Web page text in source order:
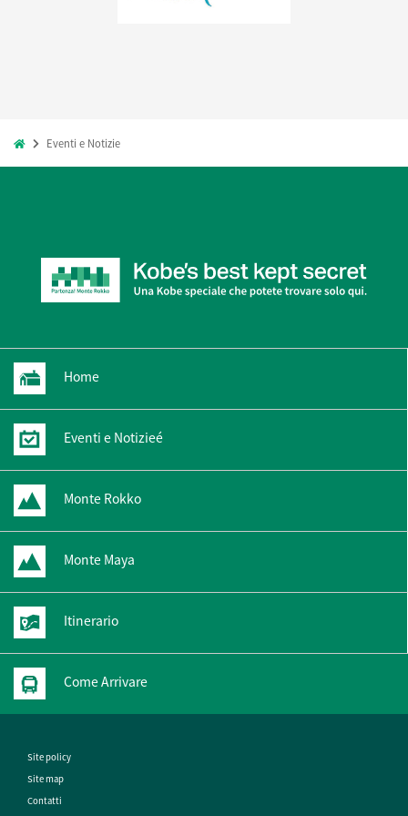
Eventi e Notizie
Home
Eventi e Notizieé
Monte Rokko
Monte Maya
Itinerario
Come Arrivare
Site policy
Site map
Contatti